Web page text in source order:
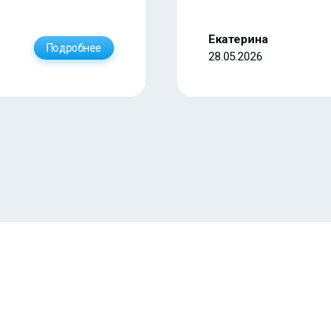
Подробнее
Екатерина
28.05.2026